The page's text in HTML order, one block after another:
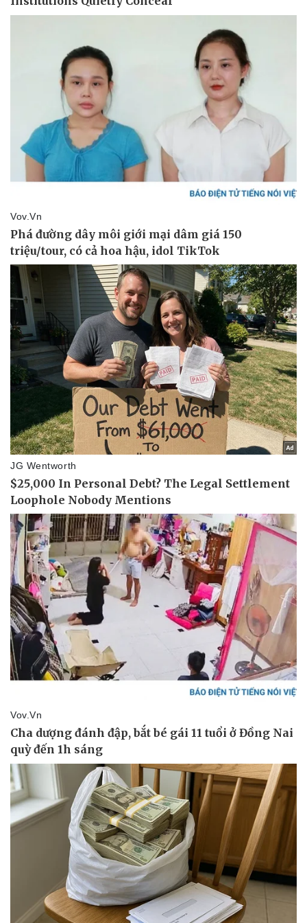
Doanh nghiệp
Thông tin doanh nghiệp
Doanh nghiệp 24h
Doanh nhân
Vì cộng đồng
Công nghệ
Sành điệu
Tin Công nghệ
Trải nghiệm
Chuyển đổi số
Cây thuốc
Sản phụ khoa
Nhi khoa
Nam khoa
Làm đẹp - giảm cân
Phòng mạch online
Ăn sạch sống khỏe
Blog